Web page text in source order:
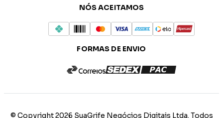
NÓS ACEITAMOS
FORMAS DE ENVIO
© Copyright 2026 SuaGrife Negócios Digitais Ltda. Todos